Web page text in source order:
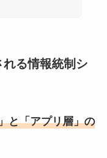
る情報統制シ
と「アプリ層」の